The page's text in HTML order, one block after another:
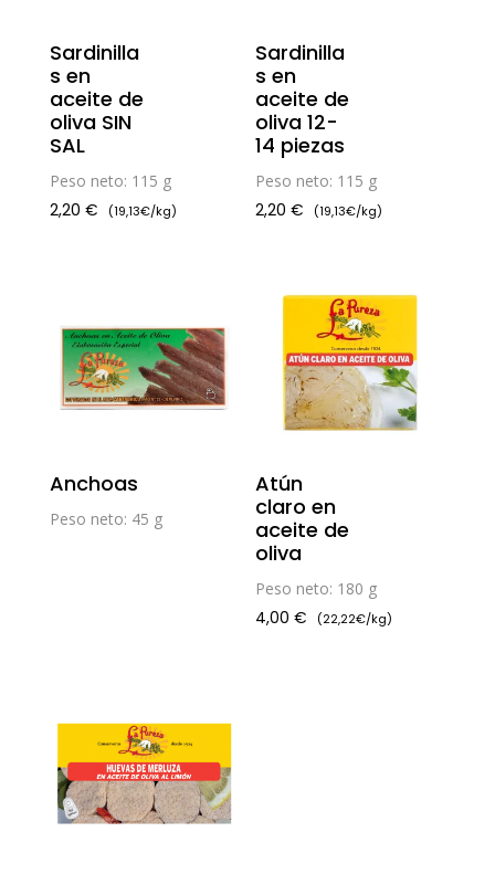
Sardinilla
s en
aceite de
oliva SIN
SAL
Peso neto: 115 g
2,20 € (19,13€/kg)
Sardinilla
s en
aceite de
oliva 12-
14 piezas
Peso neto: 115 g
2,20€ (19,13€/kg)
Anchoas
Peso neto: 45 g
Atún
claro en
aceite de
oliva
Peso neto: 180 g
4,00€ (22,22€/kg)